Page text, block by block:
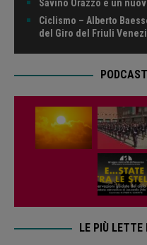
Savino Orazzo è un
Ciclismo – Alberto
del Giro del Friuli
LE PIÙ